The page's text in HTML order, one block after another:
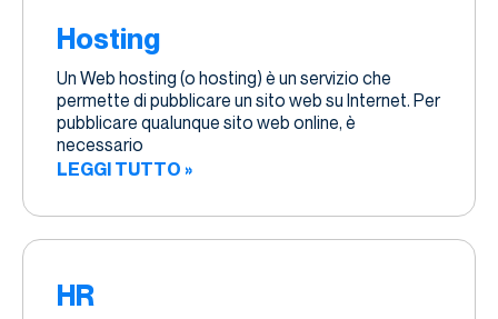
Hosting
Un Web hosting (o hosting) è un servizio che
permette di pubblicare un sito web su Internet. Per
pubblicare qualunque sito web online, è
necessario
LEGGI TUTTO »
HR